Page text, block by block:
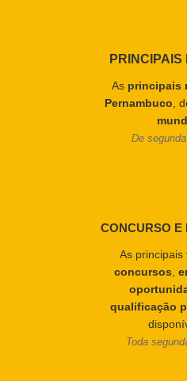
PRINCIPAIS
Asprincipais
Pernambuco,
De
CONCURSO E
As principais
concursos,
qualificação
Toda